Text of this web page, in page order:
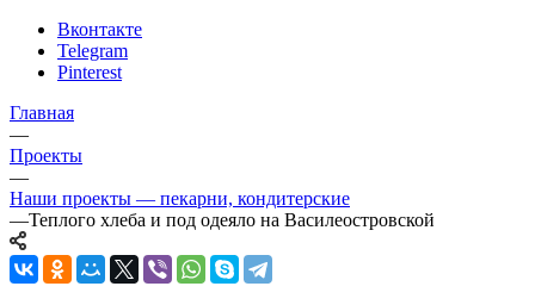
Вконтакте
Telegram
Pinterest
Главная
—
Проекты
—
Наши проекты — пекарни, кондитерские
—Теплого хлеба и под одеяло на Василеостровской